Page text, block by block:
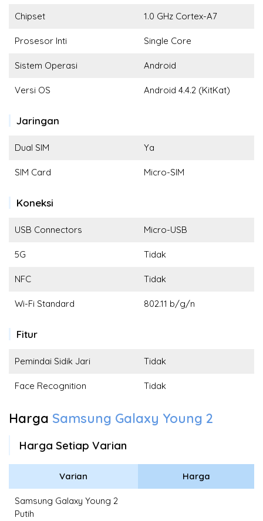
Chipset 1.0 GHz Cortex-A7
Prosesor Inti Single Core
Sistem Operasi Android
Versi OS Android 4.4.2 (KitKat)
Jaringan
Dual SIM Ya
SIM Card Micro-SIM
Koneksi
USB Connectors Micro-USB
5G Tidak
NFC Tidak
Wi-Fi Standard 802.11 b/g/n
Fitur
Pemindai Sidik Jari Tidak
Face Recognition Tidak
Harga Samsung Galaxy Young 2
Harga Setiap Varian
Varian Harga
Samsung Galaxy Young 2
Putih